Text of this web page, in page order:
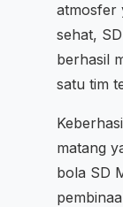
atmosfer
sehat,
berhasil
satu tim
matang
bola SD